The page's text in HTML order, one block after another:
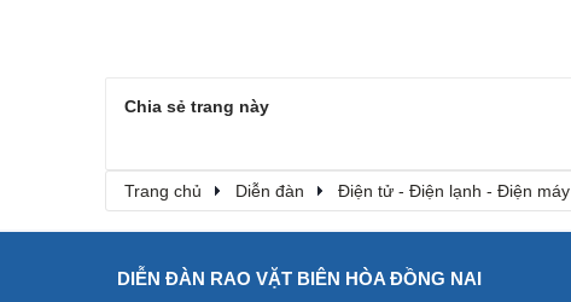
Chia sẻ trang này
Trang chủ Diễn đàn Điện tử - Điện lạnh - Điện máy
DIỄN ĐÀN RAO VẶT BIÊN HÒA ĐỒNG NAI